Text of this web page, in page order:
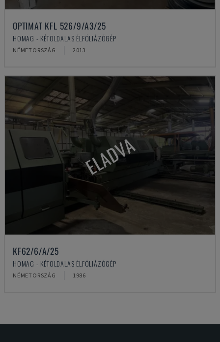
OPTIMAT KFL 526/9/A3/25
HOMAG - KÉTOLDALAS ÉLFÓLIÁZÓGÉP
NÉMETORSZÁG 2013
ELADVA
KF62/6/A/25
HOMAG - KÉTOLDALAS ÉLFÓLIÁZÓGÉP
NÉMETORSZÁG 1986